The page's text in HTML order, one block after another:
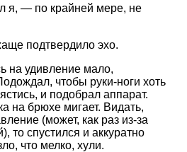
я, — по крайней мере, не
подтвердило эхо.
на удивление мало,
чтобы руки-ноги хоть
и подобрал аппарат.
на брюхе мигает. Видать,
(может, как раз из-за
то спустился и аккуратно
что мелко, хули.